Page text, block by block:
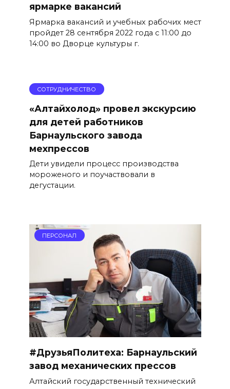
ярмарке вакансий
Ярмарка вакансий и учебных рабочих мест
пройдет 28 сентября 2022 года с 11:00 до
14:00 во Дворце культуры г.
СОТРУДНИЧЕСТВО
«Алтайхолод» провел экскурсию
для детей работников
Барнаульского завода
мехпрессов
Дети увидели процесс производства
мороженого и поучаствовали в
дегустации.
ПЕРСОНАЛ
#ДрузьяПолитеха: Барнаульский
завод механических прессов
Алтайский государственный технический